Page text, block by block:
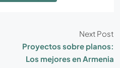
Next Post
Proyectos sobre planos:
Los mejores en Armenia